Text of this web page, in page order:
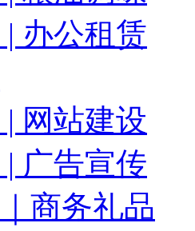
办公租赁
网站建设
广告宣传
商务礼品